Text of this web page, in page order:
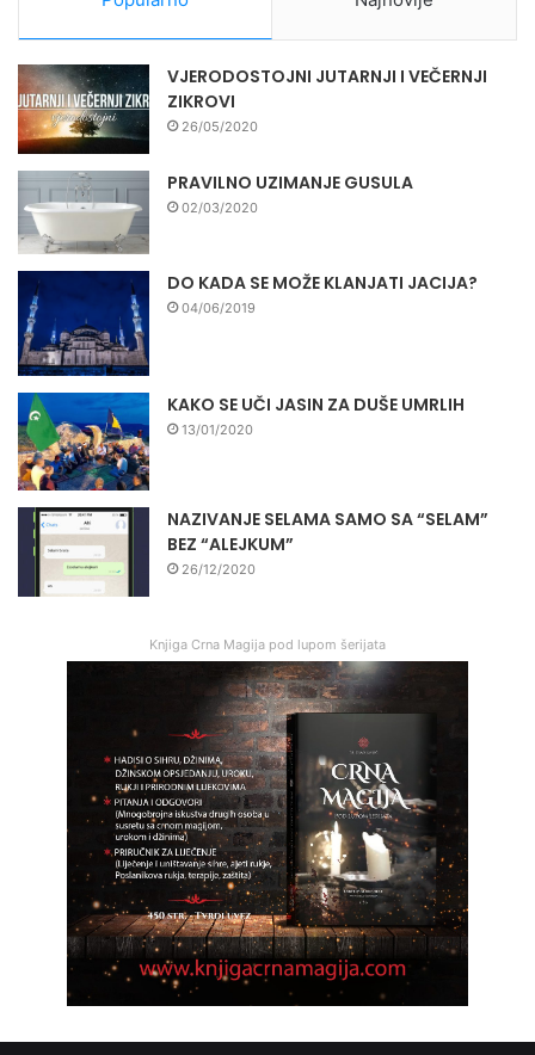
VJERODOSTOJNI JUTARNJI I VEČERNJI
ZIKROVI
26/05/2020
PRAVILNO UZIMANJE GUSULA
02/03/2020
DO KADA SE MOŽE KLANJATI JACIJA?
04/06/2019
KAKO SE UČI JASIN ZA DUŠE UMRLIH
13/01/2020
NAZIVANJE SELAMA SAMO SA “SELAM”
BEZ “ALEJKUM”
26/12/2020
Knjiga Crna Magija pod lupom šerijata